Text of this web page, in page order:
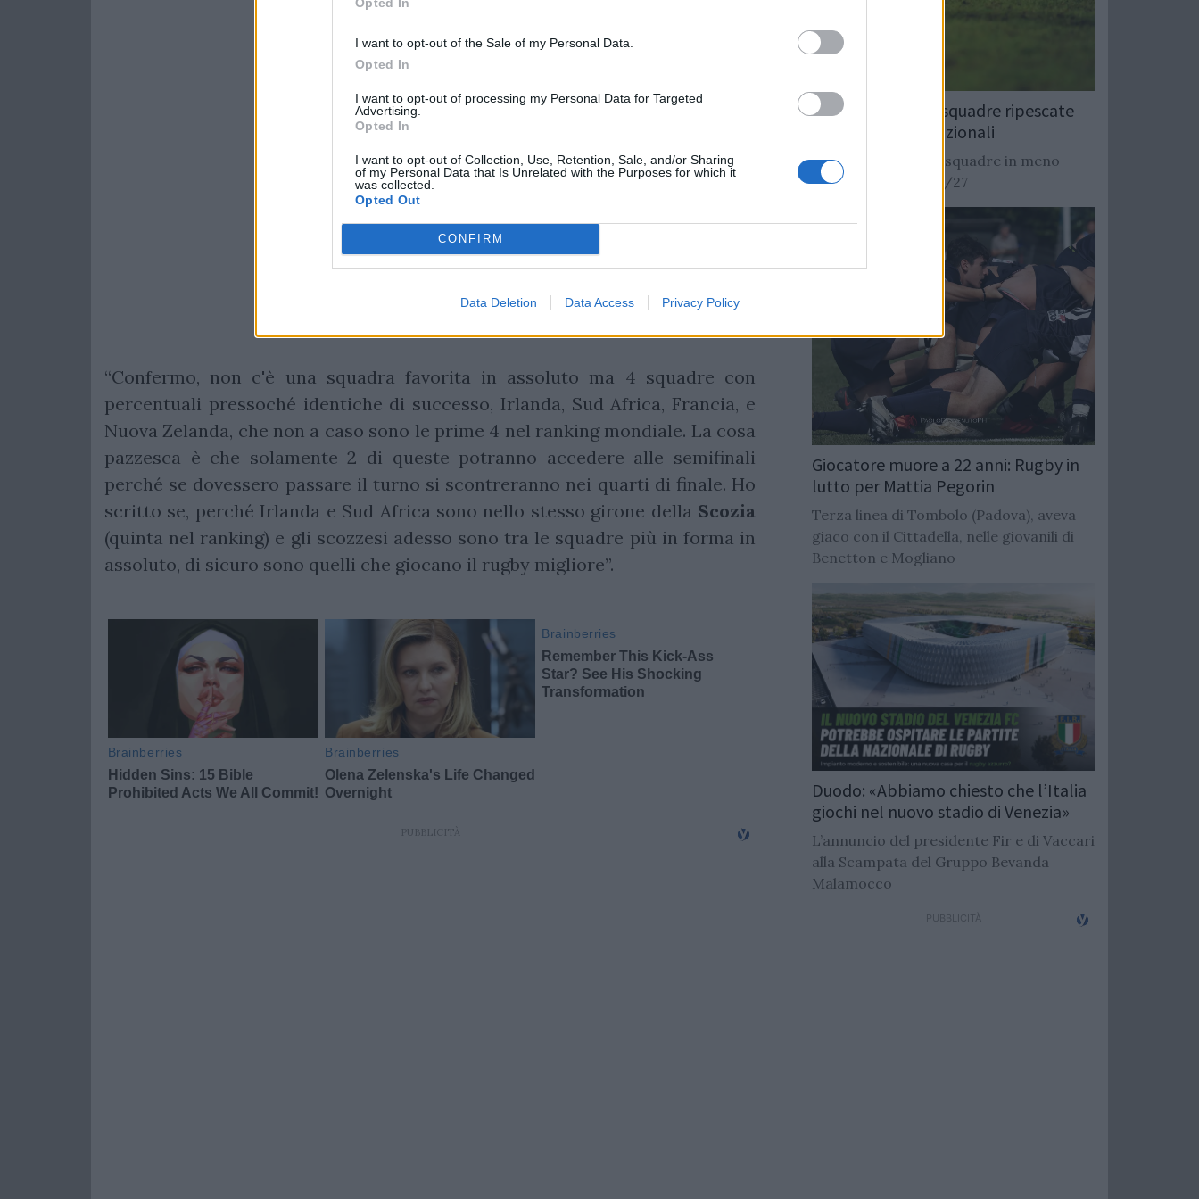
I want to opt-out of the Sale of my Personal Data.
Opted In
I want to opt-out of processing my Personal Data for Targeted
Advertising.
Opted In
I want to opt-out of Collection, Use, Retention, Sale, and/or Sharing
of my Personal Data that Is Unrelated with the Purposes for which it
was collected.
Opted Out
CONFIRM
Data Deletion Data Access Privacy Policy
“Confermo, non c'è una squadra favorita in assoluto ma 4 squadre con
percentuali pressoché identiche di successo, Irlanda, Sud Africa, Francia, e
Nuova Zelanda, che non a caso sono le prime 4 nel ranking mondiale. La cosa
pazzesca è che solamente 2 di queste potranno accedere alle semifinali
perché se dovessero passare il turno si scontreranno nei quarti di finale. Ho
scritto se, perché Irlanda e Sud Africa sono nello stesso girone della Scozia
(quinta nel ranking) e gli scozzesi adesso sono tra le squadre più in forma in
assoluto, di sicuro sono quelli che giocano il rugby migliore”.
Rugby: Record di squadre ripescate
nei campionati nazionali
Si stimano oltre 20 squadre in meno
dalla stagione 2026/27
Giocatore muore a 22 anni: Rugby in
lutto per Mattia Pegorin
Terza linea di Tombolo (Padova), aveva
giaco con il Cittadella, nelle giovanili di
Benetton e Mogliano
Duodo: «Abbiamo chiesto che l’Italia
giochi nel nuovo stadio di Venezia»
L’annuncio del presidente Fir e di Vaccari
alla Scampata del Gruppo Bevanda
Malamocco